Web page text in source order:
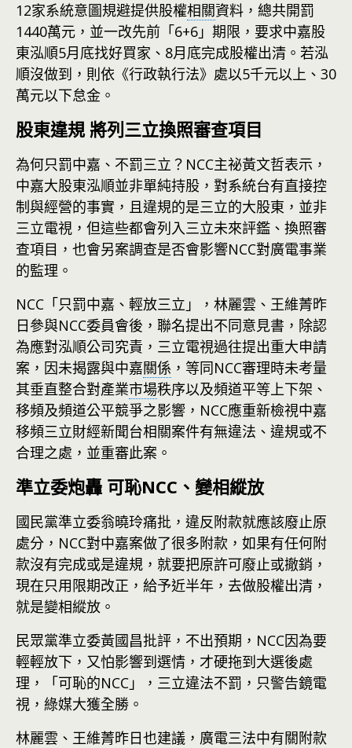
12家系統意圖規避提供股權相關資料，總共開罰
1440萬元，並一改先前「6+6」期限，要求中嘉股
東泓順5月底找好買家、8月底完成股權出清。若泓
順沒做到，則依《行政執行法》處以5千元以上、30
萬元以下怠金。
股東違規 將列三立換照審查項目
為何只罰中嘉、不罰三立？NCC主祕黃文哲表示，
中嘉大股東泓順並非單純持股，對系統台有直接控
制與經營的事實，且違規的是三立的大股東，並非
三立電視，但這些都會列入三立未來評鑑、換照審
查項目，也會另案調查是否會影響NCC對廣電事業
的監理。
NCC「只罰中嘉、輕放三立」，林麗雲、王維菁昨
日參與NCC委員會後，聯名提出不同意見書，除認
為應對泓順公司究責，三立電視過往提出重大申請
案，因未揭露與中嘉關係 ，等同NCC審理時未考量
其垂直整合對產業市場秩序以及頻道平等上下架、
移頻及頻道公平競爭之影響，NCC應重新檢視中嘉
移頻三立財經新聞台相關案件有無違法、違規或不
合理之處，並重審此案。
準立委炮轟 可恥NCC、變相縱放
國民黨準立委翁曉玲痛批，違反附款就應該廢止原
處分，NCC對中嘉案做了很多附款，如果有任何附
款沒有完成或是違規，就要把原許可廢止或撤銷，
現在只用限期改正，給予近半年，去做股權出清，
就是變相縱放。
民眾黨準立委黃國昌批評，不出預期，NCC因為要
輕輕放下，又怕影響到選情，才硬拖到大選後處
理，「可恥的NCC」，三立違法不罰，只警告鏡電
視，綠媒大獲全勝。
林麗雲、王維菁昨日也建議，廣電三法中有關附款